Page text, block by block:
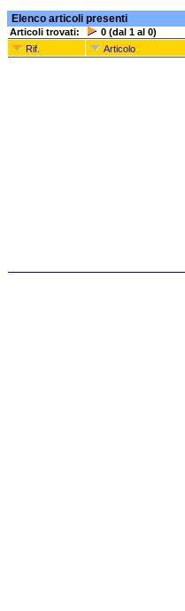
Elenco articoli presenti
Articoli trovati:
0 (dal 1 al 0)
Rif.
Articolo